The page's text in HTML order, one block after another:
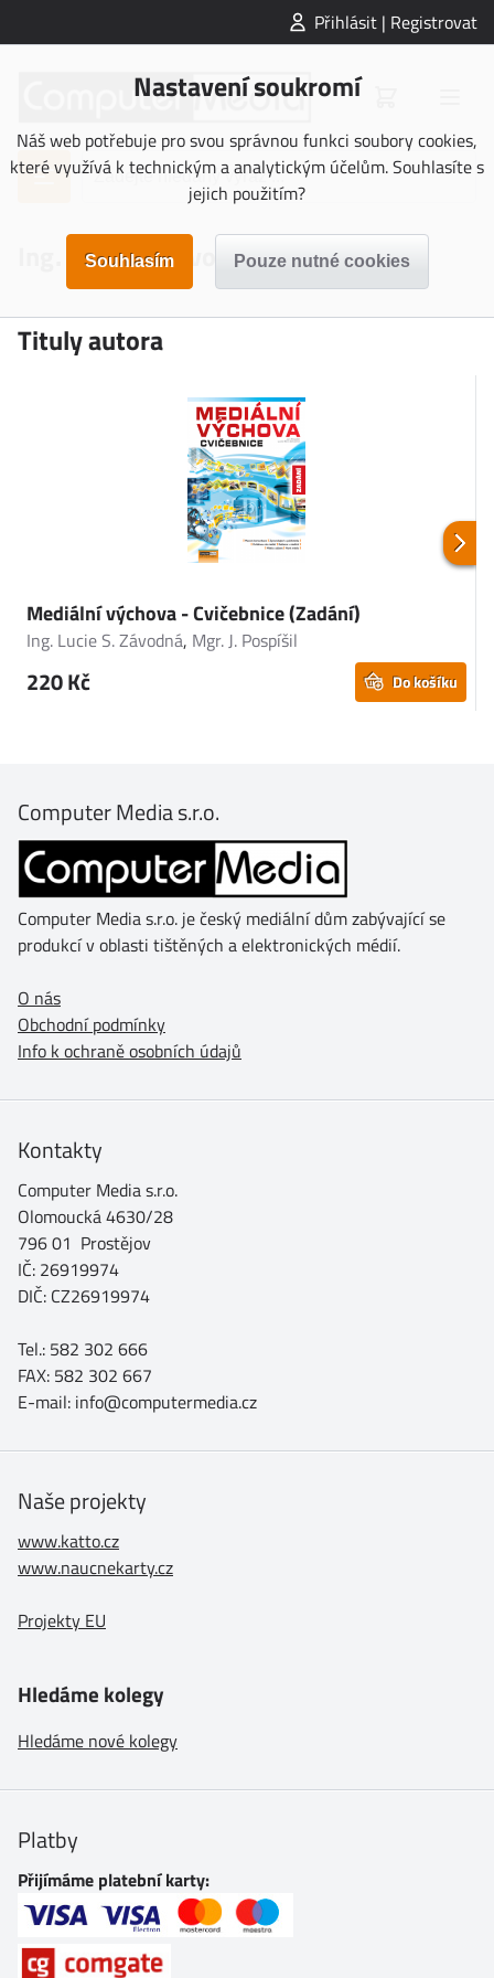
Přihlásit | Registrovat
Nastavení soukromí
Náš web potřebuje pro svou správnou funkci soubory cookies,
které využívá k technickým a analytickým účelům. Souhlasíte s
jejich použitím?
Ing. Lucie S. Závodná
Tituly autora
Mediální výchova - Cvičebnice (Zadání)
Ing. Lucie S. Závodná, Mgr. J. Pospíšil
220 Kč Do košíku
Computer Media s.r.o.
Computer Media s.r.o. je český mediální dům zabývající se
produkcí v oblasti tištěných a elektronických médií.
O nás
Obchodní podmínky
Info k ochraně osobních údajů
Kontakty
Computer Media s.r.o.
Olomoucká 4630/28
796 01 Prostějov
IČ: 26919974
DIČ: CZ26919974
Tel.: 582 302 666
FAX: 582 302 667
E-mail: info@computermedia.cz
Naše projekty
www.katto.cz
www.naucnekarty.cz
Projekty EU
Hledáme kolegy
Hledáme nové kolegy
Platby
Přijímáme platební karty: